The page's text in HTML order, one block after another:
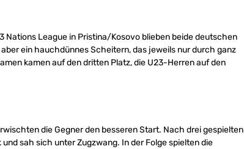
Nations League in Pristina/Kosovo blieben beide deutschen
ein hauchdünnes Scheitern, das jeweils nur durch ganz
kamen auf den dritten Platz, die U23-Herren auf den
die Gegner den besseren Start. Nach drei gespielten
sah sich unter Zugzwang. In der Folge spielten die